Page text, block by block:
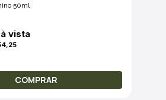
50ml
vista
COMPRAR